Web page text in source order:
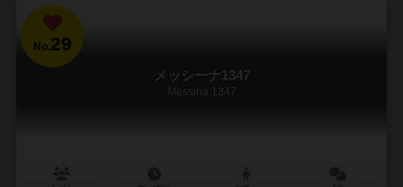
No.29
メッシーナ1347
Messina 1347